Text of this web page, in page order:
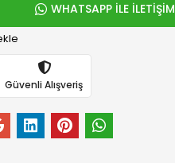
WHATSAPP İLE İLETİŞİM
Güvenli Alışveriş